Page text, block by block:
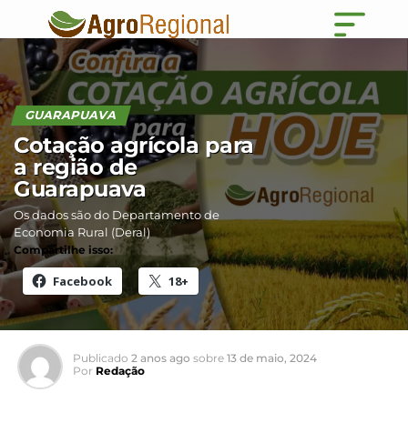
GUARAPUAVA
Cotação agrícola para
a região de
Guarapuava
Os dados são do Departamento de
Economia Rural (Deral)
Compartilhe isso:
Facebook 18+
Publicado 2 anos ago sobre 13 de maio, 2024
Por Redação